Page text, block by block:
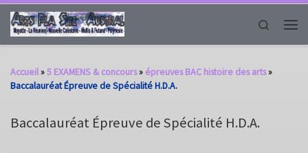
Passer au contenu
Search
Accueil»5 EXAMENS & concours» épreuves BAC histoire des arts»
Baccalauréat Épreuve de Spécialité H.D.A.
Baccalauréat Épreuve de Spécialité H.D.A.